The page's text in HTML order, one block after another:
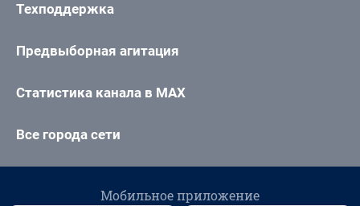
Техподдержка
Предвыборная агитация
Статистика канала в MAX
Все города сети
Мобильное приложение